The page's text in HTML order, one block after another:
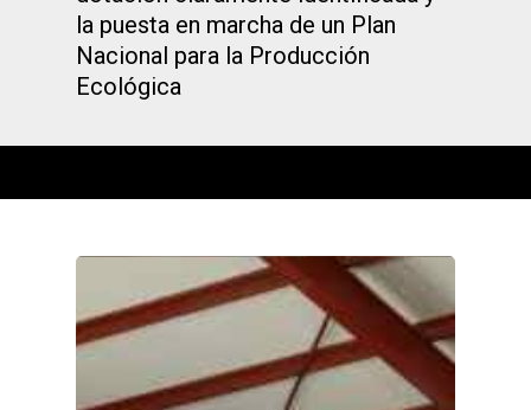
la puesta en marcha de un Plan
Nacional para la Producción
Ecológica